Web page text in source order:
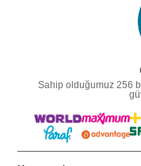
Sahip olduğumuz 256